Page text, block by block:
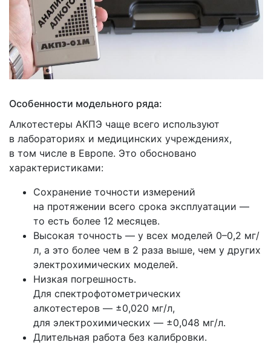
Особенности модельного ряда:
Алкотестеры АКПЭ чаще всего используют
в лабораториях и медицинских учреждениях,
в том числе в Европе. Это обосновано
характеристиками:
Сохранение точности измерений
на протяжении всего срока эксплуатации —
то есть более 12 месяцев.
Высокая точность — у всех моделей 0–0,2 мг/
л, а это более чем в 2 раза выше, чем у других
электрохимических моделей.
Низкая погрешность.
Для спектрофотометрических
алкотестеров — ±0,020 мг/л,
для электрохимических — ±0,048 мг/л.
Длительная работа без калибровки.